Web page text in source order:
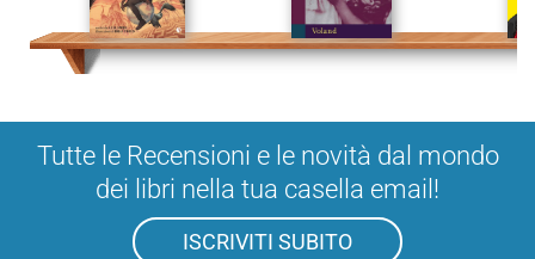
Tutte le Recensioni e le novità dal mondo
dei libri nella tua casella email!
ISCRIVITI SUBITO